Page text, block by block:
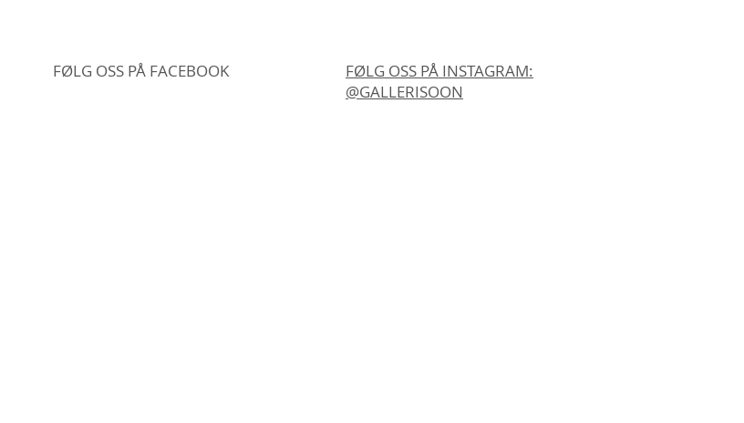
FØLG OSS PÅ FACEBOOK
FØLG OSS PÅ INSTAGRAM:
@GALLERISOON